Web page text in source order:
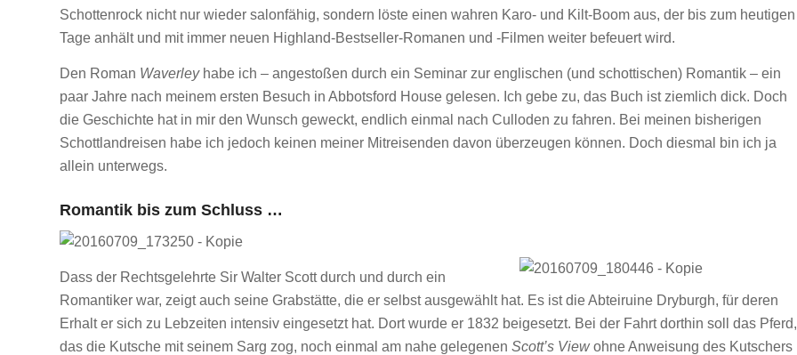
Schottenrock nicht nur wieder salonfähig, sondern löste einen wahren Karo- und Kilt-Boom aus, der bis zum heutigen
Tage anhält und mit immer neuen Highland-Bestseller-Romanen und -Filmen weiter befeuert wird.
Den Roman Waverleyhabe ich – angestoßen durch ein Seminar zur englischen (und schottischen) Romantik – ein
paar Jahre nach meinem ersten Besuch in Abbotsford House gelesen. Ich gebe zu, das Buch ist ziemlich dick. Doch
die Geschichte hat in mir den Wunsch geweckt, endlich einmal nach Culloden zu fahren. Bei meinen bisherigen
Schottlandreisen habe ich jedoch keinen meiner Mitreisenden davon überzeugen können. Doch diesmal bin ich ja
allein unterwegs.
Romantik bis zum Schluss …
Dass der Rechtsgelehrte Sir Walter Scott durch und durch ein
Romantiker war, zeigt auch seine Grabstätte, die er selbst ausgewählt hat. Es ist die Abteiruine Dryburgh, für deren
Erhalt er sich zu Lebzeiten intensiv eingesetzt hat. Dort wurde er 1832 beigesetzt. Bei der Fahrt dorthin soll das Pferd,
das die Kutsche mit seinem Sarg zog, noch einmal am nahe gelegenen Scott’s Viewohne Anweisung des Kutschers